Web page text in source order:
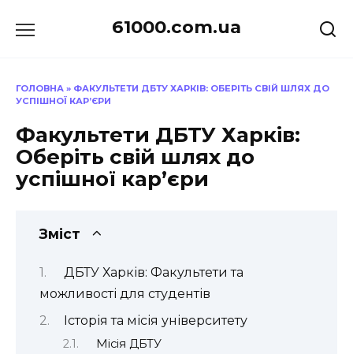
до
61000.com.ua
ГОЛОВНА » ФАКУЛЬТЕТИ ДБТУ ХАРКІВ: ОБЕРІТЬ СВІЙ ШЛЯХ ДО
УСПІШНОЇ КАР’ЄРИ
Факультети ДБТУ Харків:
Оберіть свій шлях до
успішної кар’єри
Зміст
ДБТУ Харків: Факультети та
можливості для студентів
Історія та місія університету
Місія ДБТУ